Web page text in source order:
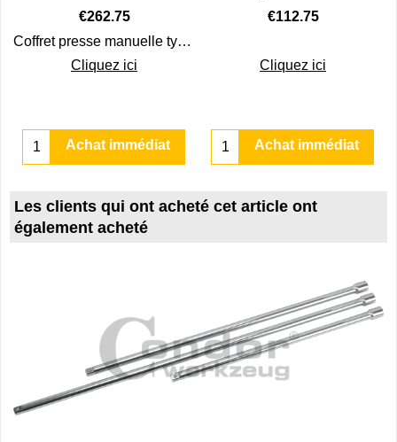
€262.75
Coffret presse manuelle type C idéale pour extraire des pièces sans percer par exemple les rotules de suspension ou les inserts dont l'alésage est trop petit
Cliquez ici
Achat immédiat
€112.75
Cliquez ici
Achat immédiat
Les clients qui ont acheté cet article ont
également acheté